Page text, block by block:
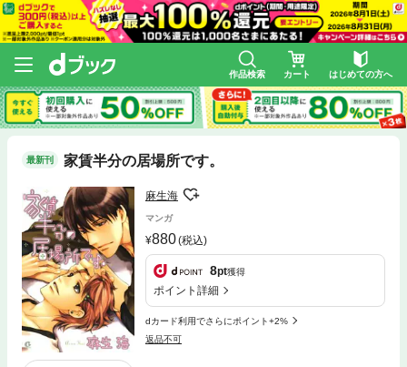
作品検索 カート はじめての方へ
最新刊 家賃半分の居場所です。
麻生海
マンガ
880(税込)
8pt獲得
ポイント詳細
dカード利用でさらにポイント+2%
返品不可